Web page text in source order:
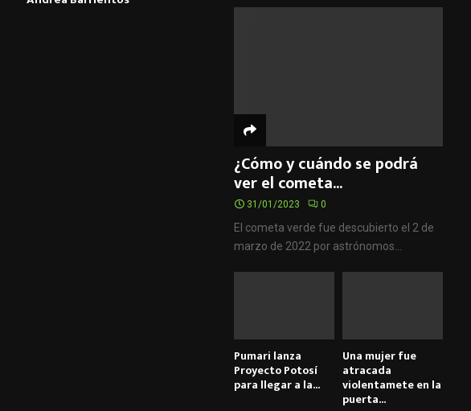
¿Cómo y cuándo se podrá
ver el cometa...
31/01/2023 0
El cometa verde fue descubierto el 2 de
marzo de 2022 por astrónomos...
Pumari lanza
Proyecto Potosí
para llegar a la...
Una mujer fue
atracada
violentamete en la
puerta...